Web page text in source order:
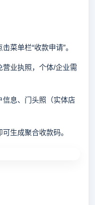
单栏“收款申请”。
业执照，个体/企业需
息、门头照（实体店
生成聚合收款码。